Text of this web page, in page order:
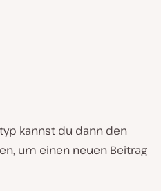
kannst du dann den
um einen neuen Beitrag